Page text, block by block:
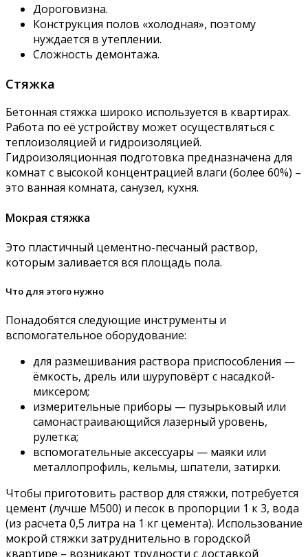
Дороговизна.
Конструкция полов «холодная», поэтому
нуждается в утеплении.
Сложность демонтажа.
Стяжка
Бетонная стяжка широко используется в квартирах.
Работа по её устройству может осуществляться с
теплоизоляцией и гидроизоляцией.
Гидроизоляционная подготовка предназначена для
комнат с высокой концентрацией влаги (более 60%) –
это ванная комната, санузел, кухня.
Мокрая стяжка
Это пластичный цементно-песчаный раствор,
которым заливается вся площадь пола.
Что для этого нужно
Понадобятся следующие инструменты и
вспомогательное оборудование:
для размешивания раствора приспособления —
ёмкость, дрель или шуруповёрт с насадкой-
миксером;
измерительные приборы — пузырьковый или
самонастраивающийся лазерный уровень,
рулетка;
вспомогательные аксессуары — маяки или
металлопрофиль, кельмы, шпатели, затирки.
Чтобы приготовить раствор для стяжки, потребуется
цемент (лучше М500) и песок в пропорции 1 к 3, вода
(из расчета 0,5 литра на 1 кг цемента). Использование
мокрой стяжки затруднительно в городской
квартире – возникают трудности с доставкой